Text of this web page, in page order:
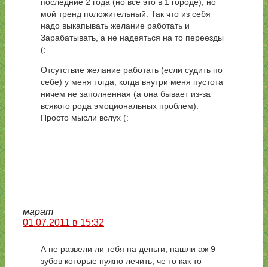
мой тренд положительный. Так что из себя
надо выкапывать желание работать и
Зарабатывать, а не надеяться на то переезды
(:
Отсутствие желание работать (если судить по
себе) у меня тогда, когда внутри меня пустота
ничем не заполненная (а она бывает из-за
всякого рода эмоциональных проблем).
Просто мысли вслух (:
марат
01.07.2011 в 15:32
А не развели ли тебя на деньги, нашли аж 9
зубов которые нужно лечить, че то как то